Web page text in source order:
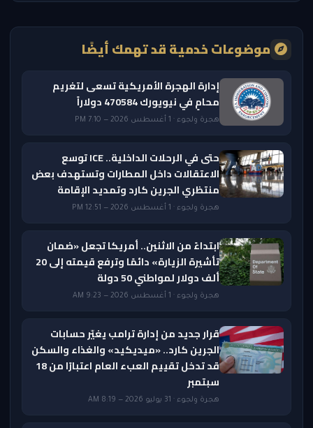
موضوعات خدمية قد تهمك أيضًا
إدارة الهجرة الأمريكية تسعى لتغريم
محامٍ في نيويورك 470584 دولاراً
هجرة ولجوء · 1 أغسطس 2026 — 7:10 PM
حتى في الرحلات الداخلية.. ICE توسع
الاعتقالات داخل المطارات وتستهدف بعض
منتظري الجرين كارد وتمديد الإقامة
هجرة ولجوء · 1 أغسطس 2026 — 12:51 PM
ابتداءً من الاثنين.. أمريكا تجعل «ضمان
تأشيرة الزيارة» دائمًا وترفع قيمته إلى 20
ألف دولار لمواطني 50 دولة
هجرة ولجوء · 1 أغسطس 2026 — 9:23 AM
قرار جديد من إدارة ترامب يغيّر حسابات
الجرين كارد.. «ميديكيد» والغذاء والسكن
قد تدخل تقييم العبء العام اعتبارًا من 18
سبتمبر
هجرة ولجوء · 31 يوليو 2026 — 8:19 AM